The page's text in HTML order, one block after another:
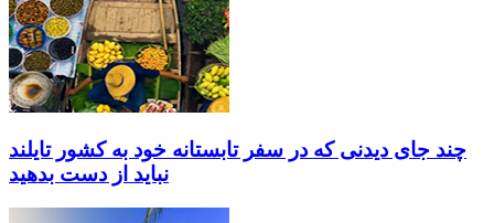
چند جای دیدنی که در سفر تابستانه خود به کشور تایلند
نباید از دست بدهید